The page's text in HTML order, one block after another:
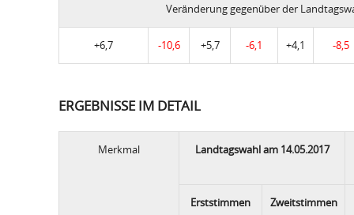
Veränderung gegenüber der
+6,7 -10,6 +5,7 -6,1 +4,1 -8,5
ERGEBNISSE IM DETAIL
Merkmal Landtagswahl am 14.05.2017
Erststimmen Zweitstimmen